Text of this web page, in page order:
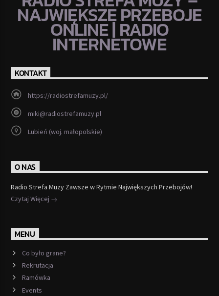
NAJWIĘKSZE PRZEBOJE
ONLINE | RADIO
INTERNETOWE
KONTAKT
https://radiostrefamuzy.pl/
miki@radiostrefamuzy.pl
Lubień (woj. małopolskie)
O NAS
Radio Strefa Muzy Zawsze w Rytmie Największych Przebojów!
Czytaj Więcej
MENU
Co było grane?
Rekrutacja
Ramówka
Events